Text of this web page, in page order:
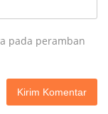
pada peramban